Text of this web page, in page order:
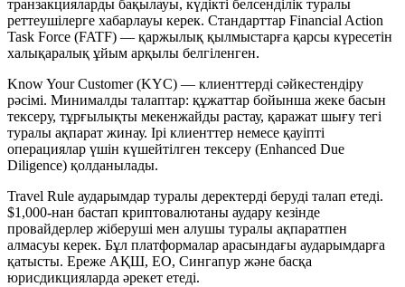
транзакцияларды бақылауы, күдікті белсенділік туралы
реттеушілерге хабарлауы керек. Стандарттар Financial Action
Task Force (FATF) — қаржылық қылмыстарға қарсы күресетін
халықаралық ұйым арқылы белгіленген.
Know Your Customer (KYC) — клиенттерді сәйкестендіру
рәсімі. Минималды талаптар: құжаттар бойынша жеке басын
тексеру, тұрғылықты мекенжайды растау, қаражат шығу тегі
туралы ақпарат жинау. Ірі клиенттер немесе қауіпті
операциялар үшін күшейтілген тексеру (Enhanced Due
Diligence) қолданылады.
Travel Rule аударымдар туралы деректерді беруді талап етеді.
$1,000-нан бастап криптовалютаны аудару кезінде
провайдерлер жіберуші мен алушы туралы ақпаратпен
алмасуы керек. Бұл платформалар арасындағы аударымдарға
қатысты. Ереже АҚШ, ЕО, Сингапур және басқа
юрисдикцияларда әрекет етеді.